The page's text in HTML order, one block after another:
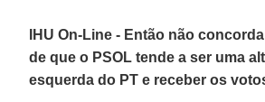
IHU On-Line - Então não
de que o PSOL tende a ser uma
esquerda do PT e receber os